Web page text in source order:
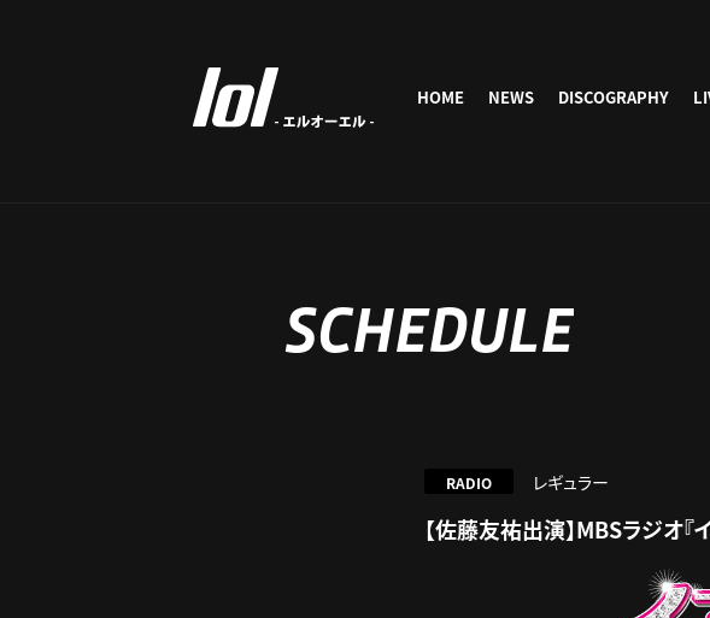
HOME NEWS DISCOGRAPHY
SCHEDULE
レギュラー
RADIO
【佐藤友祐出演】MBSラジオ『